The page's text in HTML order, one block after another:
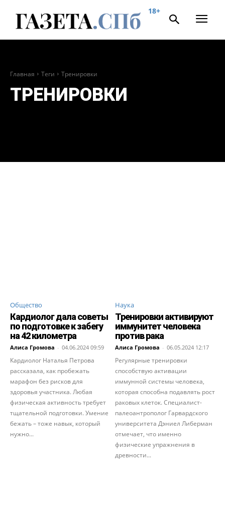
18+
Главная Теги Тренировки
ТРЕНИРОВКИ
Общество
Кардиолог дала советы
по подготовке к забегу
на 42 километра
Алиса Громова - 04.06.2024 09:59
Кардиолог Наталья Пeтрова
рассказала, как пробежать
марафон без рисков для
здоровья участника. Любая
физическая активность требует
тщательной подготовки. Умение
бежать – тоже навык, который
нужно...
Наука
Тренировки активируют
иммунитет человека
против рака
Алиса Громова - 06.05.2024 12:17
Регулярные тренировки
способствую активации
иммунной системы человека,
которая способна подавлять рост
раковых клеток. Специалист-
палеоантрополог Гарвардского
университета Дэниел Либерман
отмечает, что именно
физические упражнения в
древности...